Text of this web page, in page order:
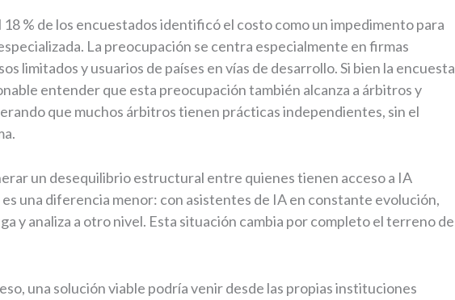
18 % de los encuestados identificó el costo como un impedimento para
La preocupación se centra especialmente en firmas
limitados y usuarios de países en vías de desarrollo. Si bien la encuesta
entender que esta preocupación también alcanza a árbitros y
que muchos árbitros tienen prácticas independientes, sin el
un desequilibrio estructural entre quienes tienen acceso a IA
una diferencia menor: con asistentes de IA en constante evolución,
y analiza a otro nivel. Esta situación cambia por completo el terreno de
una solución viable podría venir desde las propias instituciones